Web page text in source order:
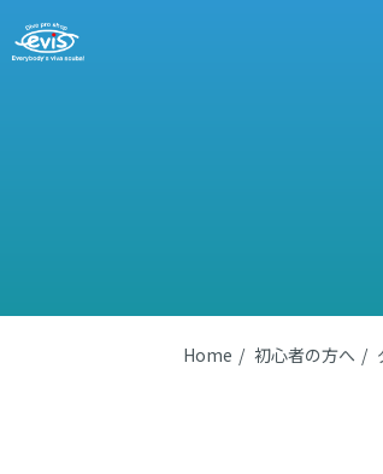
Home 初心者の方へ